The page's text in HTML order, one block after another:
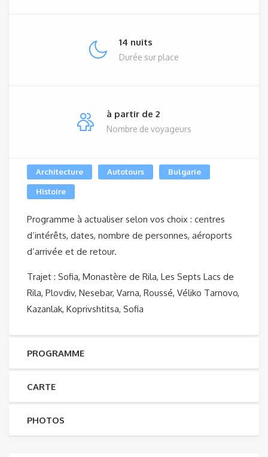
14 nuits
Durée sur place
à partir de 2
Nombre de voyageurs
Architecture Autotours Bulgarie
Histoire
Programme à actualiser selon vos choix : centres
d’intérêts, dates, nombre de personnes, aéroports
d’arrivée et de retour.
Trajet : Sofia, Monastère de Rila, Les Septs Lacs de
Rila, Plovdiv, Nesebar, Varna, Roussé, Véliko Tarnovo,
Kazanlak, Koprivshtitsa, Sofia
PROGRAMME
CARTE
PHOTOS